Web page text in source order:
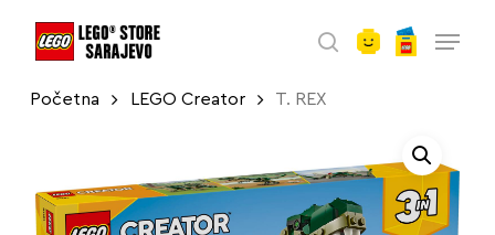
search
Početna LEGO Creator T. REX